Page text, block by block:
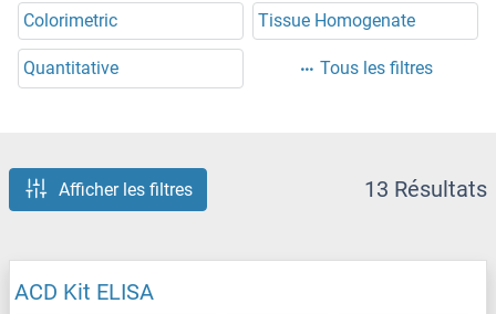
Colorimetric Tissue Homogenate
Quantitative Tous les filtres
Afficher les filtres 13 Résultats
ACD Kit ELISA